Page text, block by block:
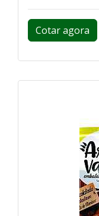
Cotar agora